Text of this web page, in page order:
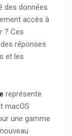
des données
accès à
? Ces
réponses
et les
représente
macOS
une gamme